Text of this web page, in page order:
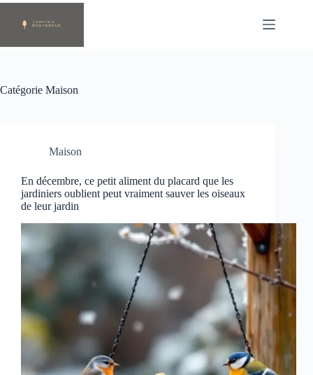
Passer
contenu
Catégorie Maison
Maison
En décembre, ce petit aliment du placard que les
jardiniers oublient peut vraiment sauver les oiseaux
de leur jardin